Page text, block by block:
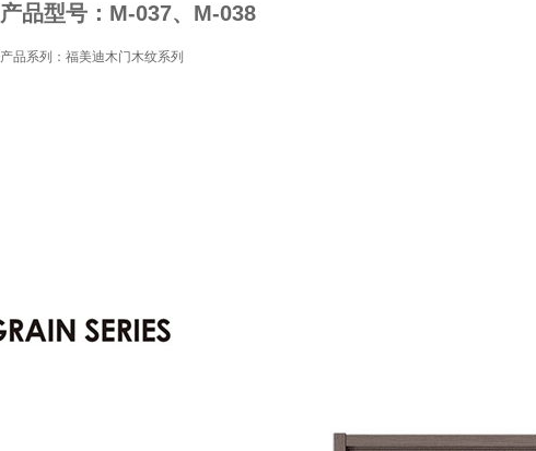
产品型号：M-037、M-038
产品系列：福美迪木门木纹系列